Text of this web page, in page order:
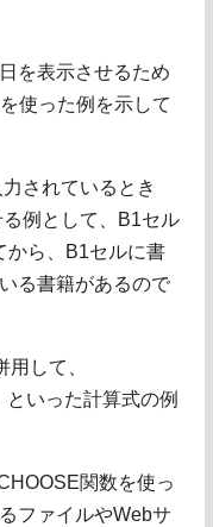
を表示させるため
使った例を示して
されているとき
例として、B1セル
から、B1セルに書
る書籍があるので
して、
といった計算式の例
関数を使っ
ファイルやWebサ